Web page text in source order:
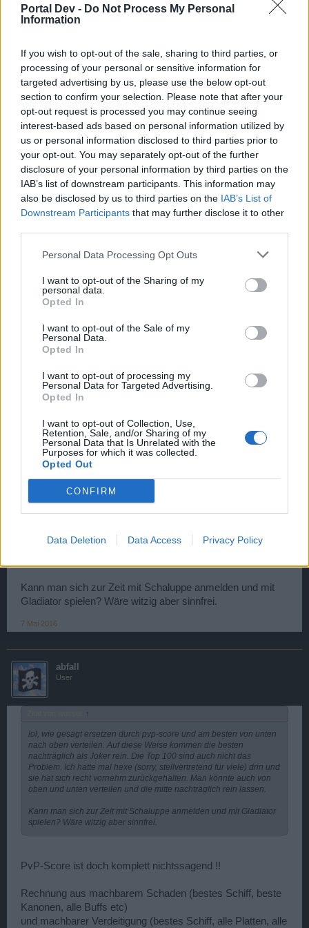
Portal Dev - Do Not Process My Personal
Information
If you wish to opt-out of the sale, sharing to third parties, or
processing of your personal or sensitive information for
targeted advertising by us, please use the below opt-out
section to confirm your selection. Please note that after your
opt-out request is processed you may continue seeing
interest-based ads based on personal information utilized by
us or personal information disclosed to third parties prior to
your opt-out. You may separately opt-out of the further
disclosure of your personal information by third parties on the
IAB’s list of downstream participants. This information may
also be disclosed by us to third parties on the IAB’s List of
Downstream Participants that may further disclose it to other
Personal Data Processing Opt Outs
I want to opt-out of the Sharing of my
personal data.
Opted In
I want to opt-out of the Sale of my
Personal Data.
Opted In
I want to opt-out of processing my
Personal Data for Targeted Advertising.
Opted In
I want to opt-out of Collection, Use,
Retention, Sale, and/or Sharing of my
Personal Data that Is Unrelated with the
Purposes for which it was collected.
Opted Out
CONFIRM
Data Deletion Data Access Privacy Policy
Ach ja und super daneben ist auch, das die Leute unten auf
Viertelstunde gewartet. Vielleicht klappt es ja beim
nächsten mal. lol. Ich wähle dann in der Regel den logout.
6 Mai 2016
Larikin
User
Also wenn ich keine Lust habe PS zu zocken, so gibt es
ganz viele Alternativen.
Ich wünsche Euch noch ein schönes Leben.
User
wichtige Aspekte in der Berechnung dürften falsch integriert
worden sein.
Stahlbaugefällt dies.
wussel
User
lol, wie gesagt ersetzen durch pvp-score und am besten
von unten nach oben verteilen. Auf diese Weise kommen
die besten nachträglich als Joker rein. Die Top 100 sind
stellvertretend für viele) drin und sie hat sich recht vornehm
zurückgehalten. Man könnte auch von oben und unten
Kann man sich zur Zeit mit Schaluppe anmelden und mit
Gladiator spielen? Wäre witzig aber sinnfrei.
7 Mai 2016
abfall
User
↑
lol, wie gesagt ersetzen durch pvp-score und am besten von unten
nach oben verteilen. Auf diese Weise kommen die besten
nachträglich als Joker rein. Die Top 100 sind auch nicht das
Problem. Ich hatte mal hexe (sorry, stellvertretend für viele) drin und
sie hat sich recht vornehm zurückgehalten. Man könnte auch von
oben und unten verteilen und die mitte nachträglich rein lassen.
Kann man sich zur Zeit mit Schaluppe anmelden und mit Gladiator
spielen? Wäre witzig aber sinnfrei.
PvP-Score ist doch komplett nichtssagend !!
Rechnung aus machbarem Schaden (bestes Schiff, beste
Kanonen, alle Buffs etc)
und machbarer Verdeitigung (bestes Schiff, alle Platten, alle